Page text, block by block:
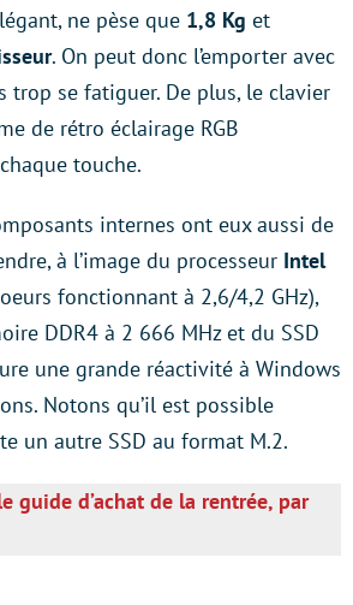
ne pèse que 1,8 Kg et
. On peut donc l’emporter avec
trop se fatiguer. De plus, le clavier
de rétro éclairage RGB
touche.
internes ont eux aussi de
à l’image du processeur Intel
fonctionnant à 2,6/4,2 GHz),
DDR4 à 2 666 MHz et du SSD
une grande réactivité à Windows
Notons qu’il est possible
un autre SSD au format M.2.
guide d’achat de la rentrée, par